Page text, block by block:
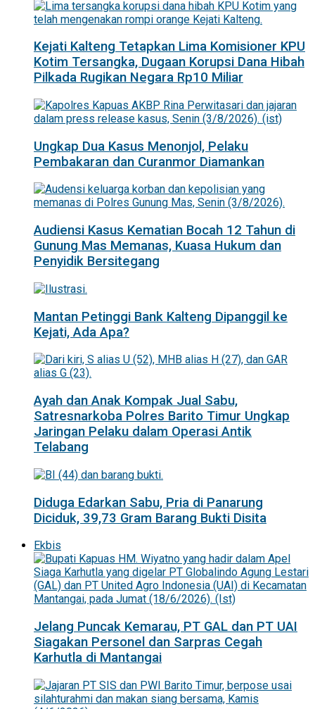
Kejati Kalteng Tetapkan Lima Komisioner KPU
Kotim Tersangka, Dugaan Korupsi Dana Hibah
Pilkada Rugikan Negara Rp10 Miliar
Ungkap Dua Kasus Menonjol, Pelaku
Pembakaran dan Curanmor Diamankan
Audiensi Kasus Kematian Bocah 12 Tahun di
Gunung Mas Memanas, Kuasa Hukum dan
Penyidik Bersitegang
Mantan Petinggi Bank Kalteng Dipanggil ke
Kejati, Ada Apa?
Ayah dan Anak Kompak Jual Sabu,
Satresnarkoba Polres Barito Timur Ungkap
Jaringan Pelaku dalam Operasi Antik
Telabang
Diduga Edarkan Sabu, Pria di Panarung
Diciduk, 39,73 Gram Barang Bukti Disita
Ekbis
Jelang Puncak Kemarau, PT GAL dan PT UAI
Siagakan Personel dan Sarpras Cegah
Karhutla di Mantangai